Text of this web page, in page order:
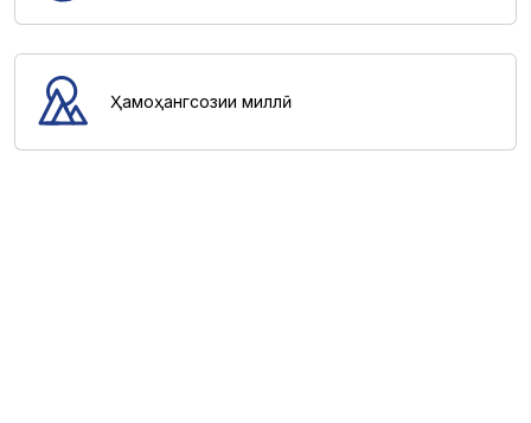
Ҳамоҳангсозии миллӣ